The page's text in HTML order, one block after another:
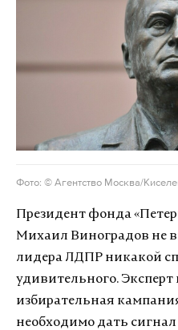
Фото: © Агентство Москва/
Президент фонда
Михаил Виноградов не
лидера ЛДПР никакой
удивительного. Эксперт
избирательная
необходимо дать